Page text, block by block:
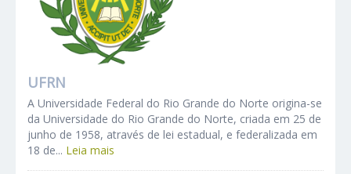
UFRN
A Universidade Federal do Rio Grande do Norte origina-se
da Universidade do Rio Grande do Norte, criada em 25 de
junho de 1958, através de lei estadual, e federalizada em
18 de... Leia mais